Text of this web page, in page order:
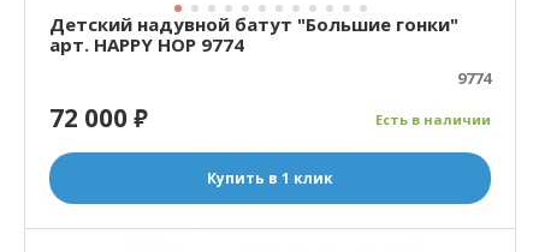
Детский надувной батут "Большие гонки"
арт. HAPPY HOP 9774
9774
Есть в наличии
72 000₽
Купить в 1 клик